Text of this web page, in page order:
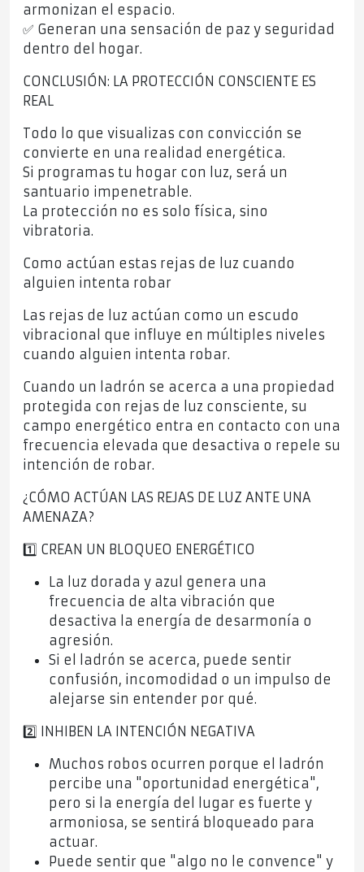
armonizan el espacio.
✅ Generan una sensación de paz y seguridad
dentro del hogar.
CONCLUSIÓN: LA PROTECCIÓN CONSCIENTE ES
REAL
Todo lo que visualizas con convicción se
convierte en una realidad energética.
Si programas tu hogar con luz, será un
santuario impenetrable.
La protección no es solo física, sino
vibratoria.
Como actúan estas rejas de luz cuando
alguien intenta robar
Las rejas de luz actúan como un escudo
vibracional que influye en múltiples niveles
cuando alguien intenta robar.
Cuando un ladrón se acerca a una propiedad
protegida con rejas de luz consciente, su
campo energético entra en contacto con una
frecuencia elevada que desactiva o repele su
intención de robar.
¿CÓMO ACTÚAN LAS REJAS DE LUZ ANTE UNA
AMENAZA?
1️⃣ CREAN UN BLOQUEO ENERGÉTICO
La luz dorada y azul genera una
frecuencia de alta vibración que
desactiva la energía de desarmonía o
agresión.
Si el ladrón se acerca, puede sentir
confusión, incomodidad o un impulso de
alejarse sin entender por qué.
2️⃣ INHIBEN LA INTENCIÓN NEGATIVA
Muchos robos ocurren porque el ladrón
percibe una "oportunidad energética",
pero si la energía del lugar es fuerte y
armoniosa, se sentirá bloqueado para
actuar.
Puede sentir que "algo no le convence" y